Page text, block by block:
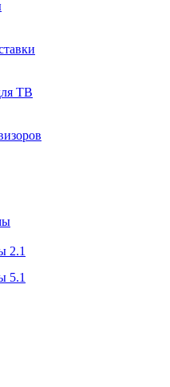
ТВ
2.1
5.1